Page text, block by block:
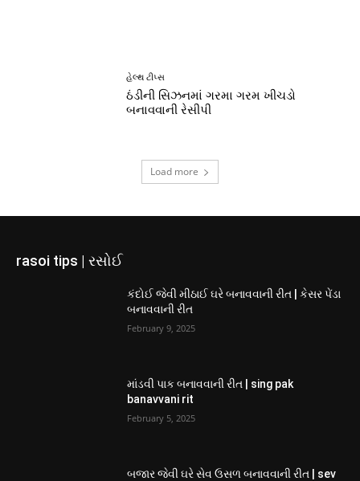
હેલ્થ ટીપ્સ
ઠંડીની સિઝનમાં ગરમા ગરમ ખીચડો
બનાવવાની રેસીપી
Load more
rasoi tips | રસોઈ
કંદોઈ જેવી મીઠાઈ ઘરે બનાવવાની રીત | કેસર પેંડા
બનાવવાની રીત
February 9, 2025
માંડવી પાક બનાવવાની રીત | sing pak
banavvani rit
February 5, 2025
બજાર જેવી ઘરે સેવ ઉસળ બનાવવાની રીત | sev